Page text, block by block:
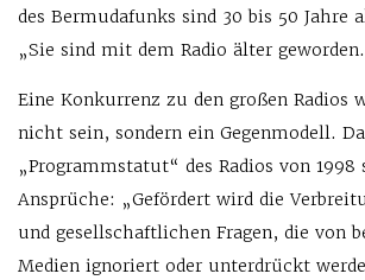
des Bermudafunks sind 30 bis 50 Jahre
„Sie sind mit dem Radio älter
Eine Konkurrenz zu den großen Radios
nicht sein, sondern ein Gegenmodell.
„Programmstatut“ des Radios von
Ansprüche: „Gefördert wird die
und gesellschaftlichen Fragen, die von
Medien ignoriert oder unterdrückt